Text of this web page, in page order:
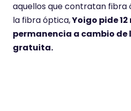
aquellos que contratan fibra
la fibra óptica,Yoigo pide 12
permanencia a cambio
gratuita.